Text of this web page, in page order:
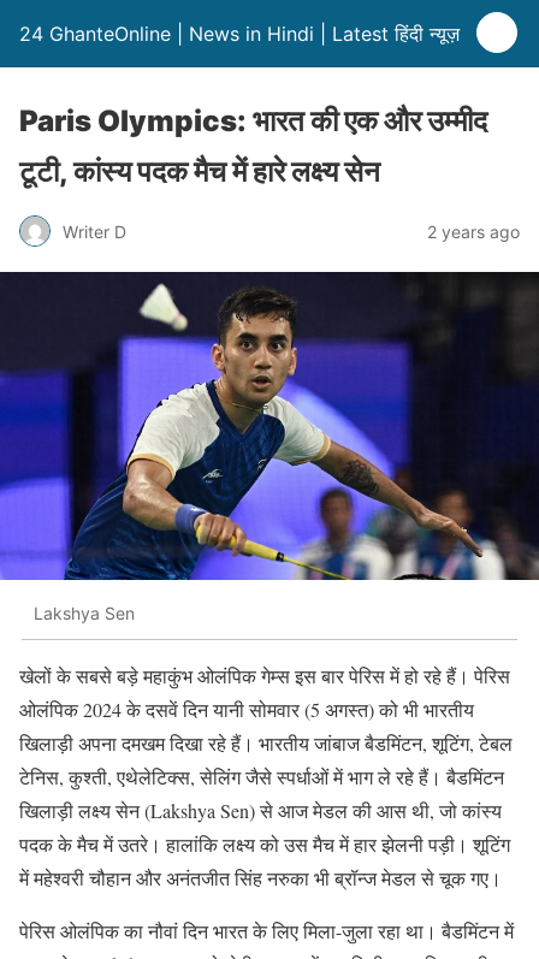
24 GhanteOnline | News in Hindi | Latest हिंदी न्यूज़
Paris Olympics: भारत की एक और उम्मीद
टूटी, कांस्य पदक मैच में हारे लक्ष्य सेन
Writer D 2 years ago
Lakshya Sen
खेलों के सबसे बड़े महाकुंभ ओलंप‍िक गेम्स इस बार पेरिस में हो रहे हैं। पेरिस
ओलंपिक 2024 के दसवें दिन यानी सोमवार (5 अगस्त) को भी भारतीय
खिलाड़ी अपना दमखम दिखा रहे हैं। भारतीय जांबाज बैडमिंटन, शूटिंग, टेबल
टेनिस, कुश्ती, एथेलेटिक्स, सेलिंग जैसे स्पर्धाओं में भाग ले रहे हैं। बैडमिंटन
खिलाड़ी लक्ष्य सेन (Lakshya Sen) से आज मेडल की आस थी, जो कांस्य
पदक के मैच में उतरे। हालांकि लक्ष्य को उस मैच में हार झेलनी पड़ी। शूटिंग
में महेश्वरी चौहान और अनंतजीत सिंह नरुका भी ब्रॉन्ज मेडल से चूक गए।
पेरिस ओलंप‍िक का नौवां दिन भारत के लिए मिला-जुला रहा था। बैडमिंटन में